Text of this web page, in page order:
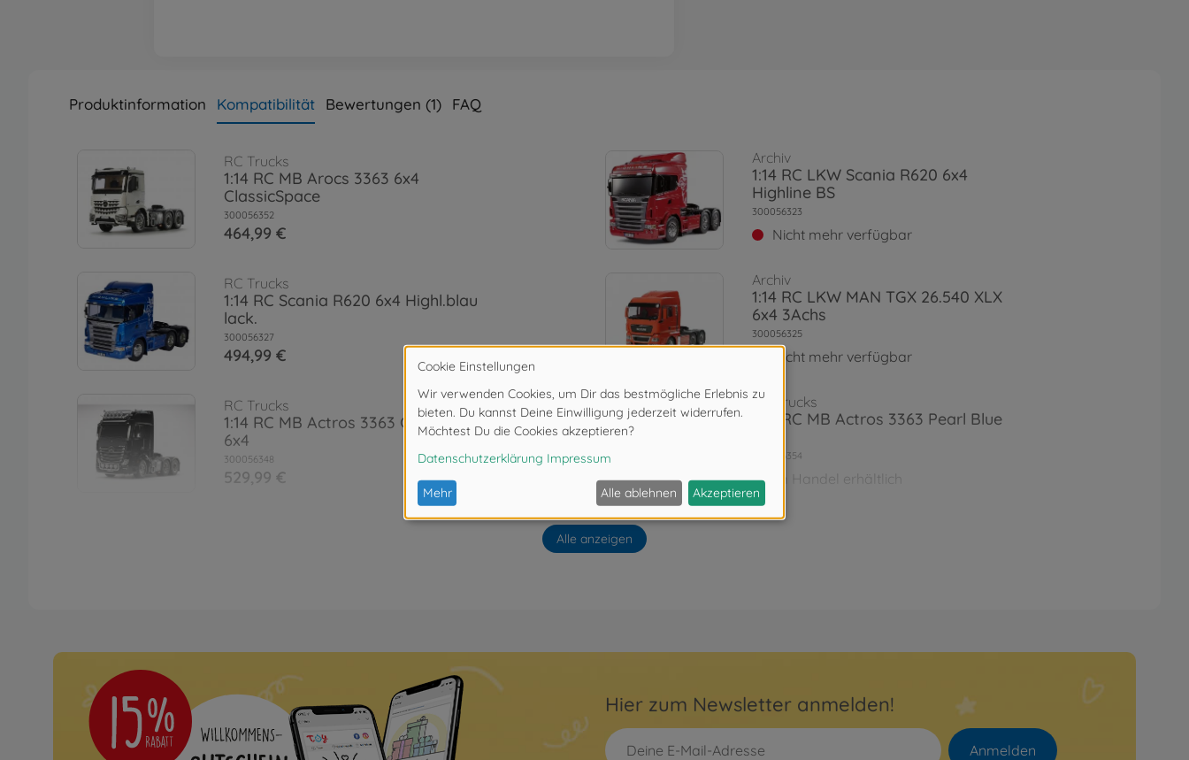
Produktinformation Kompatibilität Bewertungen (1) FAQ
RC Trucks
1:14 RC MB Arocs 3363 6x4
ClassicSpace
300056352
464,99 €
Archiv
1:14 RC LKW Scania R620 6x4
Highline BS
300056323
Nicht mehr verfügbar
RC Trucks
1:14 RC Scania R620 6x4 Highl.blau
lack.
300056327
494,99 €
Archiv
1:14 RC LKW MAN TGX 26.540 XLX
6x4 3Achs
300056325
Nicht mehr verfügbar
RC Trucks
1:14 RC MB Actros 3363 Giga Sp.
6x4
300056348
529,99 €
RC Trucks
1:14 RC MB Actros 3363 Pearl Blue
300056354
im Handel erhältlich
RC Trucks
300056368
559,99 € 679,99 €
Alle anzeigen
Hier zum Newsletter anmelden!
Anmelden